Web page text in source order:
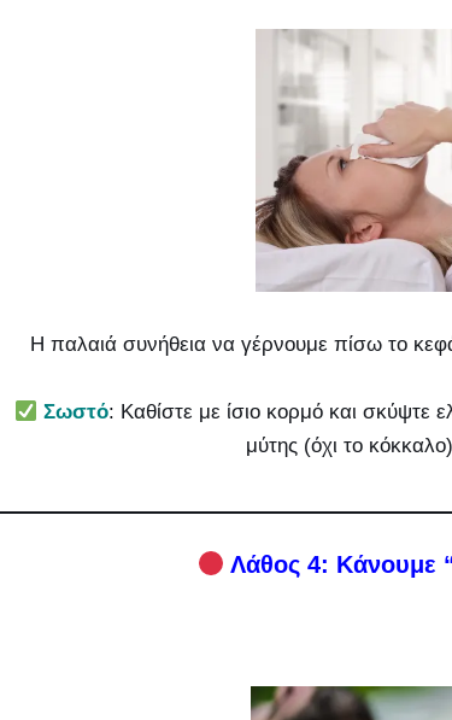
Η παλαιά συνήθεια να γέρνουμε πίσω το
Σωστό: Καθίστε με ίσιο κορμό και
μύτης (όχι το
Λάθος 4: Κάνουμε